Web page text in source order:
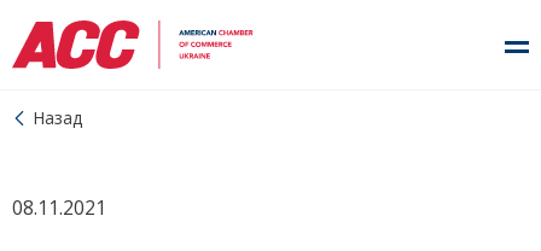
Назад
08.11.2021